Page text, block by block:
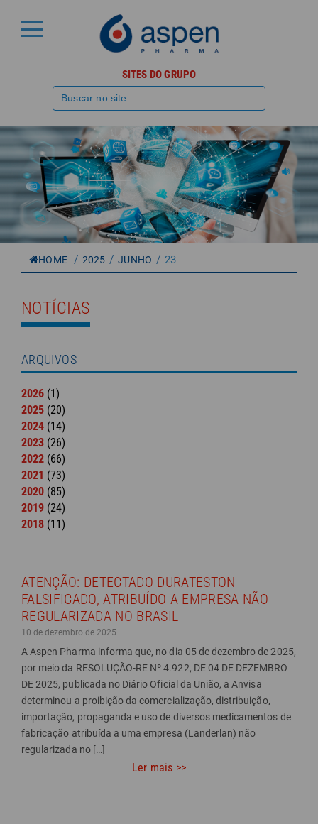
SITES DO GRUPO
HOME / 2025 / JUNHO / 23
NOTÍCIAS
ATENÇÃO: DETECTADO DURATESTON
FALSIFICADO, ATRIBUÍDO A EMPRESA NÃO
REGULARIZADA NO BRASIL
10 de dezembro de 2025
A Aspen Pharma informa que, no dia 05 de dezembro de 2025,
por meio da RESOLUÇÃO-RE Nº 4.922, DE 04 DE DEZEMBRO
DE 2025, publicada no Diário Oficial da União, a Anvisa
determinou a proibição da comercialização, distribuição,
importação, propaganda e uso de diversos medicamentos de
fabricação atribuída a uma empresa (Landerlan) não
regularizada no […]
Ler mais >>
ARQUIVOS
2026 (1)
2025 (20)
2024 (14)
2023 (26)
2022 (66)
2021 (73)
2020 (85)
2019 (24)
2018 (11)